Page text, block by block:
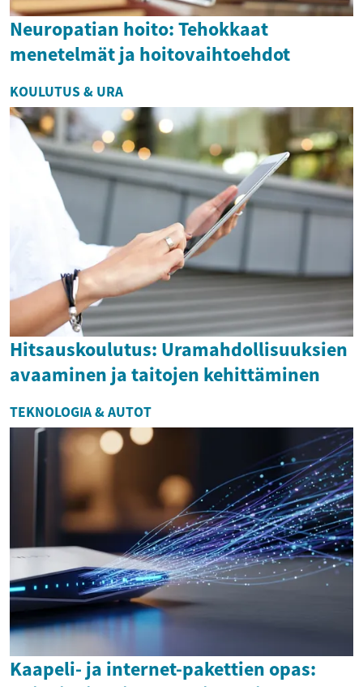
Neuropatian hoito: Tehokkaat
menetelmät ja hoitovaihtoehdot
KOULUTUS & URA
Hitsauskoulutus: Uramahdollisuuksien
avaaminen ja taitojen kehittäminen
TEKNOLOGIA & AUTOT
Kaapeli- ja internet-pakettien opas: